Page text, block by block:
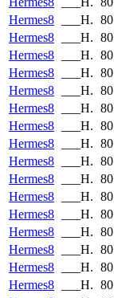
Hermes8
___H. 80
Hermes8
___H. 80
Hermes8
___H. 80
Hermes8
___H. 80
Hermes8
___H. 80
Hermes8
___H. 80
Hermes8
___H. 80
Hermes8
___H. 80
Hermes8
___H. 80
Hermes8
___H. 80
Hermes8
___H. 80
Hermes8
___H. 80
Hermes8
___H. 80
Hermes8
___H. 80
Hermes8
___H. 80
Hermes8
___H. 80